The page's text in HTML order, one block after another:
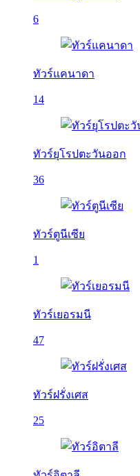
6
ทัวร์แคนาดา
14
ทัวร์ยุโรปตะวันออก
36
ทัวร์ตูนีเซีย
1
ทัวร์เยอรมนี
47
ทัวร์ฝรั่งเศส
25